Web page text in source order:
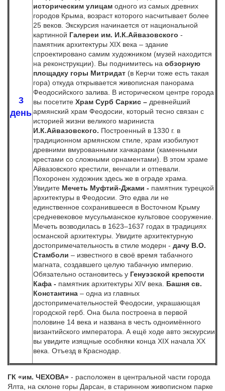
3
день
историческим улицам одного из самых древних
городов Крыма, возраст которого насчитывает более
25 веков. Экскурсия начинается от национальной
картинной Галереи им. И.К.Айвазовского -
памятник архитектуры ХIХ века – здание
спроектировано самим художником (музей находится
на реконструкции). Вы поднимитесь на обзорную
площадку горы Митридат (в Керчи тоже есть такая
гора) откуда открывается живописная панорама
Феодосийского залива. В историческом центре города
вы посетите Храм Сурб Саркис – древнейший
армянский храм Феодосии, который тесно связан с
историей жизни великого мариниста
И.К.Айвазовского. Построенный в 1330 г. в
традиционном армянском стиле, храм изобилуют
древними вмурованными хачкарами (каменными
крестами со сложными орнаментами). В этом храме
Айвазовского крестили, венчали и отпевали.
Похоронен художник здесь же в ограде храма.
Увидите Мечеть Муфтий-Джами - памятник турецкой
архитектуры в Феодосии. Это едва ли не
единственное сохранившееся в Восточном Крыму
средневековое мусульманское культовое сооружение.
Мечеть возводилась в 1623–1637 годах в традициях
османской архитектуры. Увидите архитектурную
достопримечательность в стиле модерн - дачу В.О.
Стамболи – известного в своё время табачного
магната, создавшего целую табачную империю.
Обязательно остановитесь у Генуэзской крепости
Кафа - памятник архитектуры XIV века. Башня св.
Константина – одна из главных
достопримечательностей Феодосии, украшающая
городской герб. Она была построена в первой
половине 14 века и названа в честь одноимённого
византийского императора. А ещё ходе авто экскурсии
вы увидите изящные особняки конца XIX начала XX
века. Отъезд в Краснодар.
ГК «им. ЧЕХОВА» - расположен в центральной части города
Ялта, на склоне горы Дарсан, в старинном живописном парке